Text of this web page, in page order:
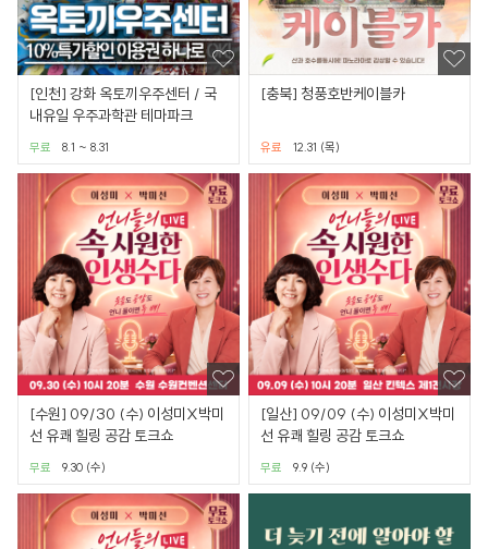
[인천] 강화 옥토끼우주센터 / 국
내유일 우주과학관 테마파크
8.1 ~ 8.31
무료
[충북] 청풍호반케이블카
12.31 (목)
유료
[수원] 09/30 (수) 이성미X박미
선 유쾌 힐링 공감 토크쇼
9.30 (수)
무료
[일산] 09/09 (수) 이성미X박미
선 유쾌 힐링 공감 토크쇼
9.9 (수)
무료